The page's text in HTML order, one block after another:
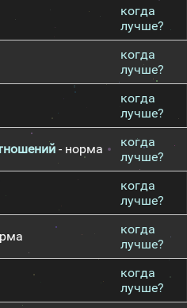
когда
лучше?
когда
лучше?
когда
лучше?
- норма
когда
лучше?
когда
лучше?
когда
лучше?
когда
лучше?